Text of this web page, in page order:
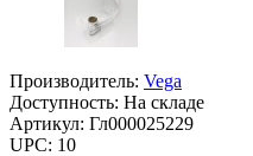
Производитель: Vega
Доступность: На складе
Артикул: Гл000025229
UPC: 10